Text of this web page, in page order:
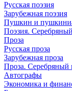
Русская поэзия
Зарубежная поэзия
Пушкин и
Поэзия.
Проза
Русская проза
Зарубежная проза
Проза. Серебряный
Автографы
Экономика и